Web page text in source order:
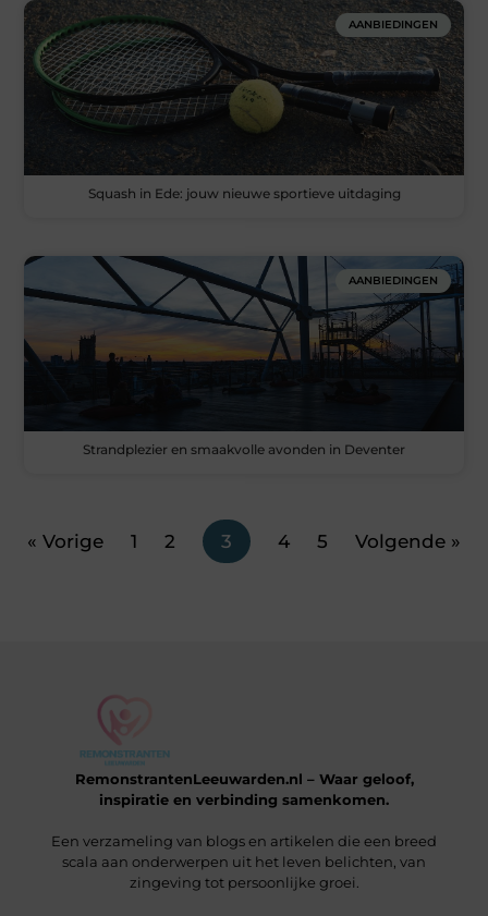
AANBIEDINGEN
Squash in Ede: jouw nieuwe sportieve uitdaging
AANBIEDINGEN
Strandplezier en smaakvolle avonden in Deventer
« Vorige 1 2 3 4 5 Volgende »
RemonstrantenLeeuwarden.nl – Waar geloof,
inspiratie en verbinding samenkomen.
Een verzameling van blogs en artikelen die een breed
scala aan onderwerpen uit het leven belichten, van
zingeving tot persoonlijke groei.